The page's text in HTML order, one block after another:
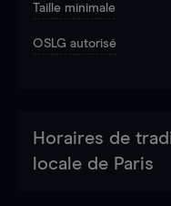
Taille minimale
OSLG autorisé
Horaires de
locale de Paris